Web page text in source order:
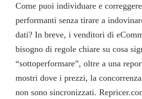
Come puoi individuare e
performanti senza tirare a
dati? In breve, i venditori di
bisogno di regole chiare su cosa
“sottoperformare”, oltre a una
mostri dove i prezzi, la
non sono sincronizzati.